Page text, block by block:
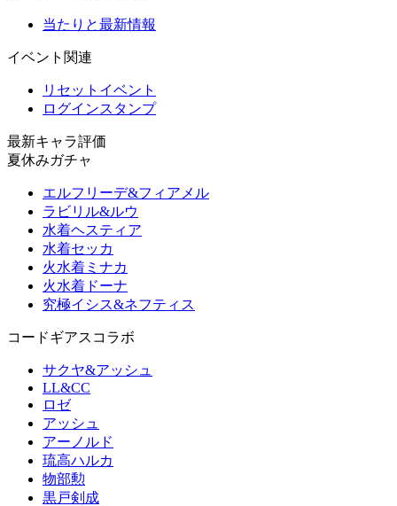
当たりと最新情報
イベント関連
リセットイベント
ログインスタンプ
最新キャラ評価
夏休みガチャ
エルフリーデ&フィアメル
ラビリル&ルウ
水着ヘスティア
水着セッカ
火水着ミナカ
火水着ドーナ
究極イシス&ネフティス
コードギアスコラボ
サクヤ&アッシュ
LL&CC
ロゼ
アッシュ
アーノルド
琉高ハルカ
物部勲
黒戸剣成